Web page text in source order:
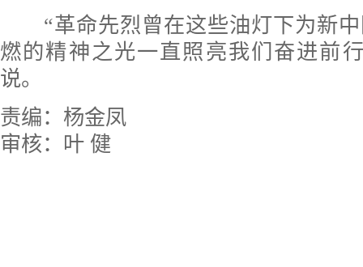
“革命先烈曾在这些油灯下为新中
燃的精神之光一直照亮我们奋进前
说。
责编：杨金凤
审核：叶 健